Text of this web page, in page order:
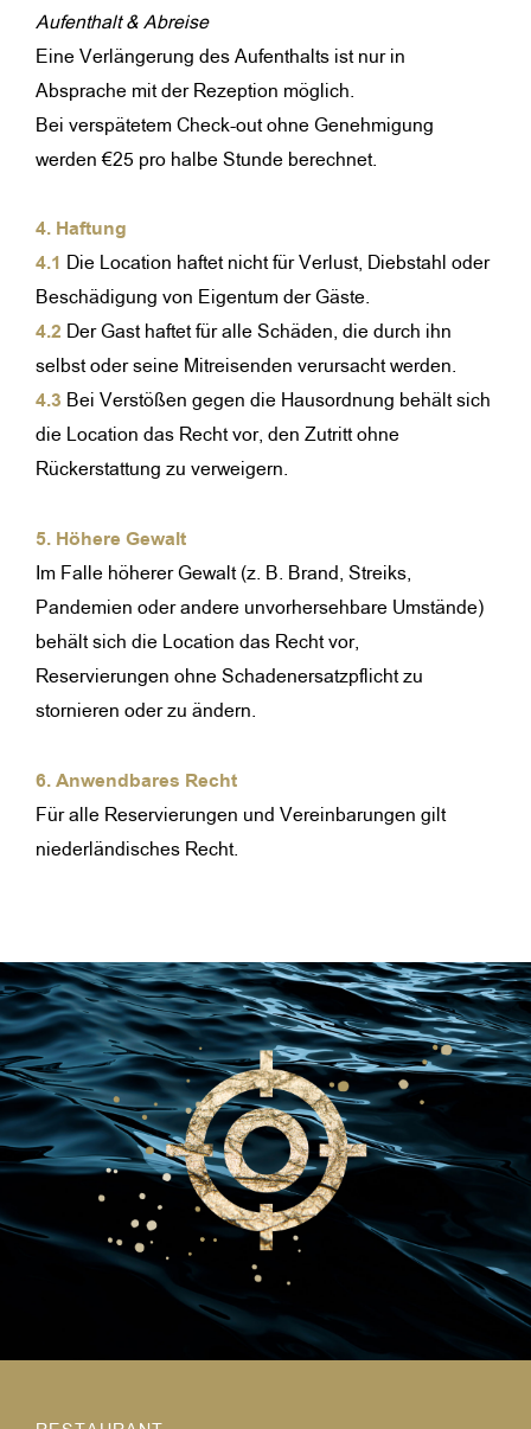
Aufenthalt & Abreise
Eine Verlängerung des Aufenthalts ist nur in
Absprache mit der Rezeption möglich.
Bei verspätetem Check-out ohne Genehmigung
werden €25 pro halbe Stunde berechnet.
4. Haftung
4.1 Die Location haftet nicht für Verlust, Diebstahl oder
Beschädigung von Eigentum der Gäste.
4.2 Der Gast haftet für alle Schäden, die durch ihn
selbst oder seine Mitreisenden verursacht werden.
4.3 Bei Verstößen gegen die Hausordnung behält sich
die Location das Recht vor, den Zutritt ohne
Rückerstattung zu verweigern.
5. Höhere Gewalt
Im Falle höherer Gewalt (z. B. Brand, Streiks,
Pandemien oder andere unvorhersehbare Umstände)
behält sich die Location das Recht vor,
Reservierungen ohne Schadenersatzpflicht zu
stornieren oder zu ändern.
6. Anwendbares Recht
Für alle Reservierungen und Vereinbarungen gilt
niederländisches Recht.